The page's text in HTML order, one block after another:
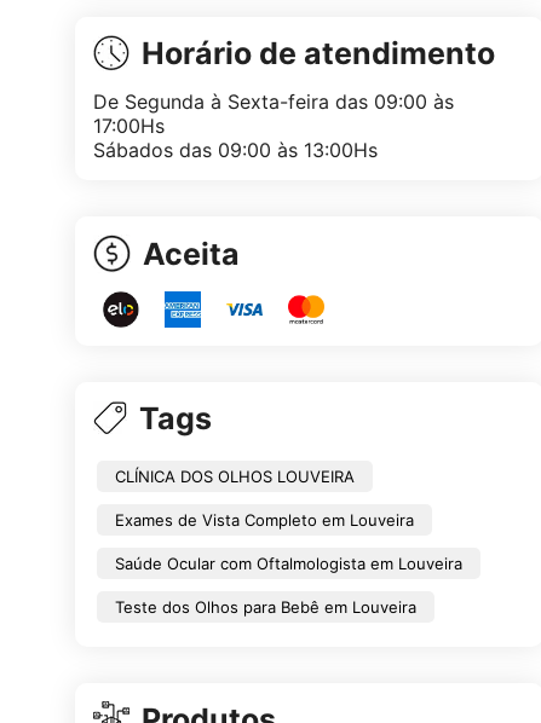
Horário de atendimento
De Segunda à Sexta-feira das 09:00 às
17:00Hs
Sábados das 09:00 às 13:00Hs
Aceita
Tags
CLÍNICA DOS OLHOS LOUVEIRA
Exames de Vista Completo em Louveira
Saúde Ocular com Oftalmologista em Louveira
Teste dos Olhos para Bebê em Louveira